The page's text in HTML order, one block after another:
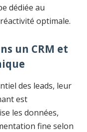
dédiée au
optimale.
un CRM et
des leads, leur
est
les données,
fine selon